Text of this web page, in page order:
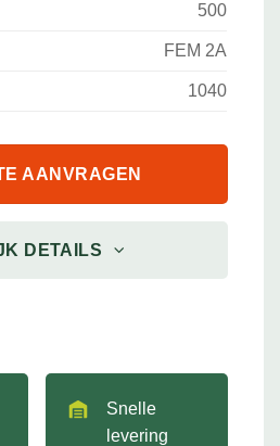
500
FEM 2A
1040
AANVRAGEN
DETAILS
Snelle
levering